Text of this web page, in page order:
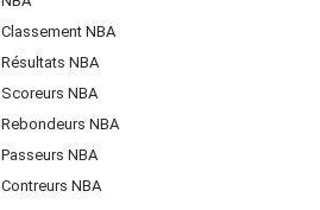
Classement NBA
Résultats NBA
Scoreurs NBA
Rebondeurs NBA
Passeurs NBA
Contreurs NBA